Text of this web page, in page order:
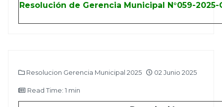
Resolución de Gerencia Municipal N°059-2025-
Resolucion Gerencia Municipal 2025 02 Junio 2025
Read Time: 1 min